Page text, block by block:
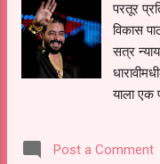
जुन्या
काळ
करणाऱ्या
परतूर
विकास
सत्र
याला एक
त्यानंतर
Post a Comment